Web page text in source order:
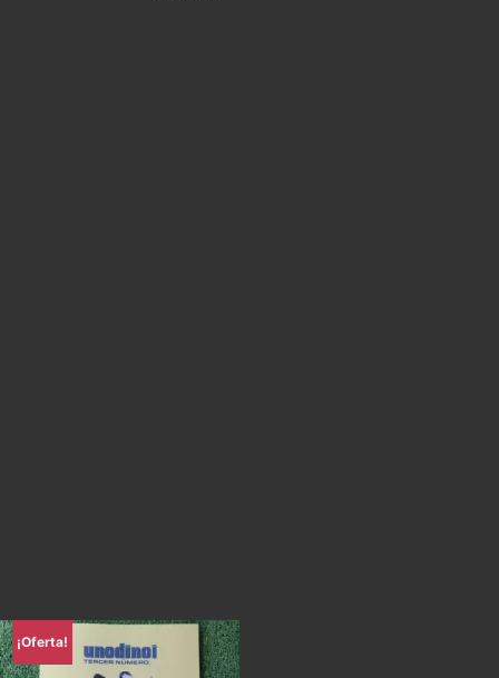
¡Oferta!